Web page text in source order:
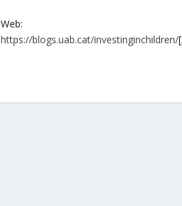
Web:
https://blogs.uab.cat/investinginchildren/